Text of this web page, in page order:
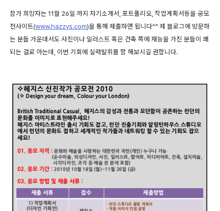
참가 희망자는 11월 26일 까지 자기소개서, 포트폴리오, 작업계획서등을 공모
전사이트(www.hazzys.com)을 통해 제출하면 됩니다^^ 제 블로그에 방문하
는 분들 가운데서도 사진이나 일러스트 혹은 건축 쪽에 재능을 가진 분들이 꽤
되는 걸로 아는데, 이번 기회에 실력발휘를 함 해보시길 권합니다.